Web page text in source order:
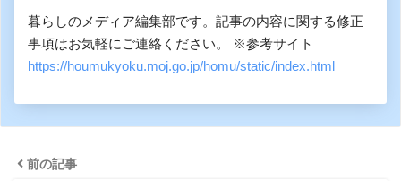
暮らしのメディア編集部です。記事の内容に関する修正
事項はお気軽にご連絡ください。 ※参考サイト
https://houmukyoku.moj.go.jp/homu/static/index.html
前の記事